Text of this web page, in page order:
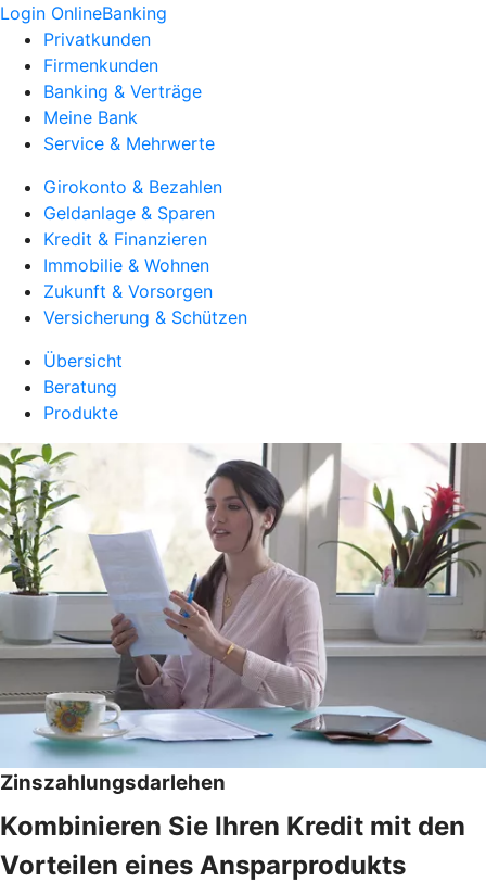
Login OnlineBanking
Privatkunden
Firmenkunden
Banking & Verträge
Meine Bank
Service & Mehrwerte
Girokonto & Bezahlen
Geldanlage & Sparen
Kredit & Finanzieren
Immobilie & Wohnen
Zukunft & Vorsorgen
Versicherung & Schützen
Übersicht
Beratung
Produkte
Zinszahlungsdarlehen
Kombinieren Sie Ihren Kredit mit den
Vorteilen eines Ansparprodukts